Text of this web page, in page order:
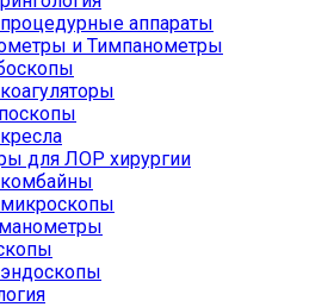
аппараты
и Тимпанометры
для ЛОР хирургии